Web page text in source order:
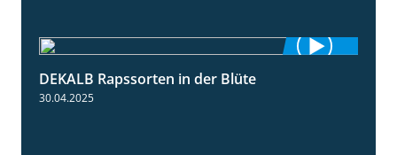
DEKALB Rapssorten in der Blüte
30.04.2025